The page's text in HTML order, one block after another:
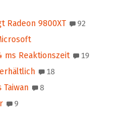
Radeon 9800XT 92
ms Reaktionszeit 19
18
Taiwan 8
9